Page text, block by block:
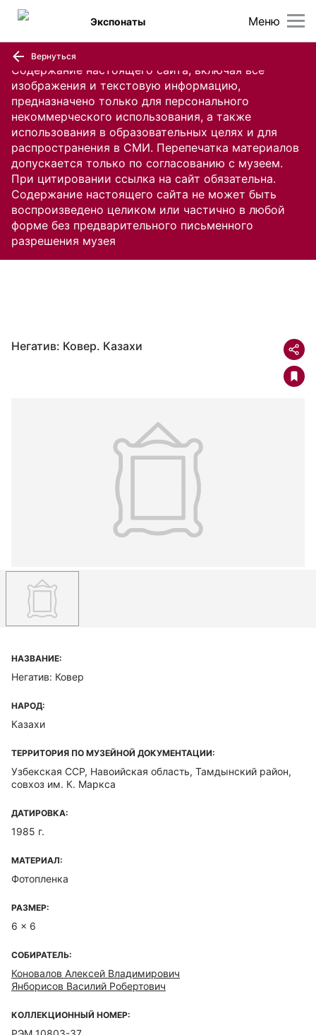
Содержание настоящего сайта, включая все
изображения и текстовую информацию,
предназначено только для персонального
некоммерческого использования, а также
использования в образовательных целях и для
распространения в СМИ. Перепечатка материалов
допускается только по согласованию с музеем.
При цитировании ссылка на сайт обязательна.
Содержание настоящего сайта не может быть
воспроизведено целиком или частично в любой
форме без предварительного письменного
разрешения музея
Меню
Экспонаты
Вернуться
Негатив: Ковер. Казахи
НАЗВАНИЕ:
Негатив: Ковер
НАРОД:
Казахи
ТЕРРИТОРИЯ ПО МУЗЕЙНОЙ ДОКУМЕНТАЦИИ:
Узбекская ССР, Навоийская область, Тамдынский район,
совхоз им. К. Маркса
ДАТИРОВКА:
1985 г.
МАТЕРИАЛ:
Фотопленка
РАЗМЕР:
6 x 6
СОБИРАТЕЛЬ:
Коновалов Алексей Владимирович
Янборисов Василий Робертович
КОЛЛЕКЦИОННЫЙ НОМЕР: